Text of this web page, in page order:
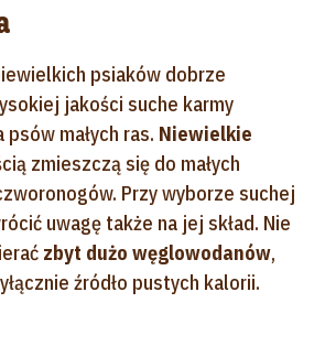
psiaków dobrze
jakości suche karmy
małych ras. Niewielkie
zmieszczą się do małych
Przy wyborze suchej
uwagę także na jej skład. Nie
zbyt dużo węglowodanów,
źródło pustych kalorii.